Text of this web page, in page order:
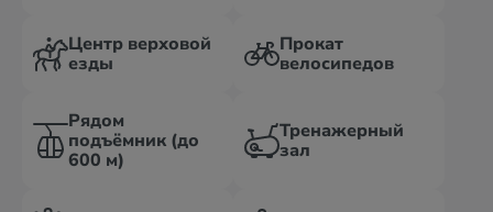
Центр верховой
езды
Прокат
велосипедов
Рядом
подъёмник (до
600 м)
Тренажерный
зал